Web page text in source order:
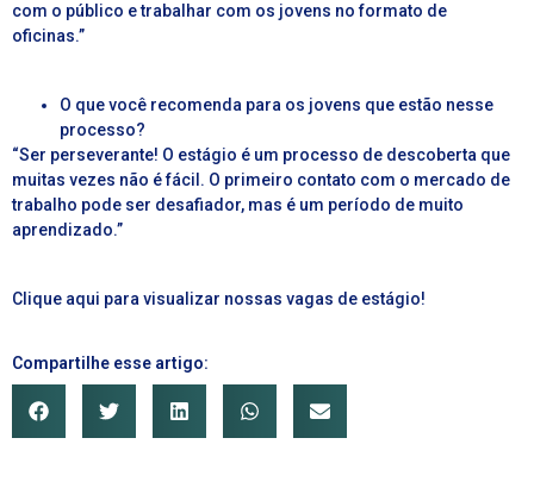
com o público e trabalhar com os jovens no formato de
oficinas.”
O que você recomenda para os jovens que estão nesse
processo?
“Ser perseverante! O estágio é um processo de descoberta que
muitas vezes não é fácil. O primeiro contato com o mercado de
trabalho pode ser desafiador, mas é um período de muito
aprendizado.”
Clique aqui para visualizar nossas vagas de estágio!
Compartilhe esse artigo: